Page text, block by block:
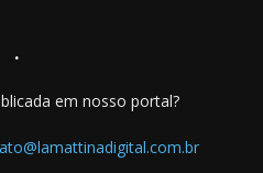
.
em nosso portal?